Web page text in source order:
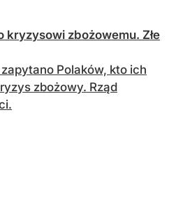
kryzysowi zbożowemu. Złe
Polaków, kto ich
zbożowy. Rząd